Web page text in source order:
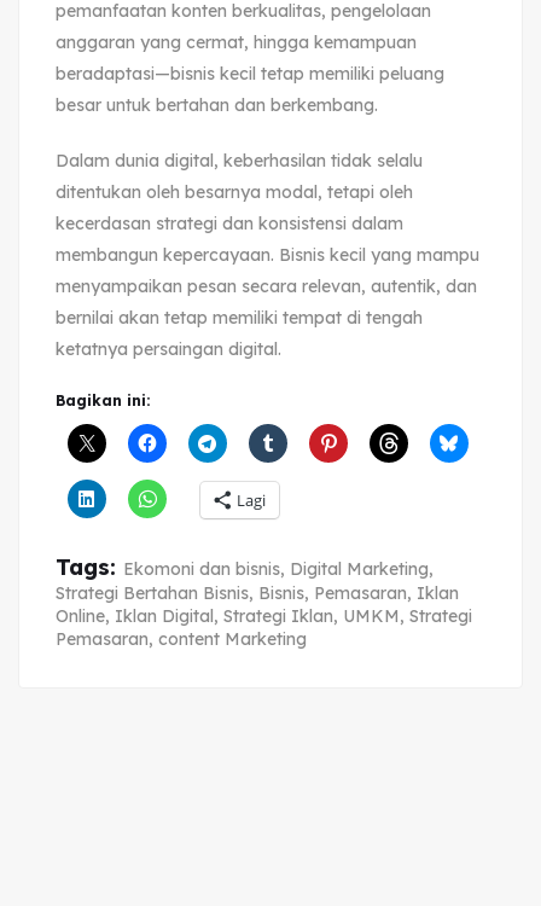
pemanfaatan konten berkualitas, pengelolaan
anggaran yang cermat, hingga kemampuan
beradaptasi—bisnis kecil tetap memiliki peluang
besar untuk bertahan dan berkembang.
Dalam dunia digital, keberhasilan tidak selalu
ditentukan oleh besarnya modal, tetapi oleh
kecerdasan strategi dan konsistensi dalam
membangun kepercayaan. Bisnis kecil yang mampu
menyampaikan pesan secara relevan, autentik, dan
bernilai akan tetap memiliki tempat di tengah
ketatnya persaingan digital.
Bagikan ini:
Lagi
Tags: Ekomoni dan bisnis, Digital Marketing,
Strategi Bertahan Bisnis, Bisnis, Pemasaran, Iklan
Online, Iklan Digital , Strategi Iklan, UMKM, Strategi
Pemasaran, content Marketing